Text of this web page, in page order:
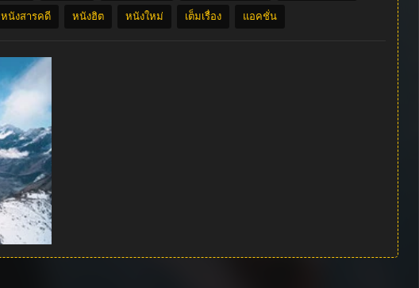
หนังสารคดี หนังฮิต หนังใหม่ เต็มเรื่อง แอคชั่น